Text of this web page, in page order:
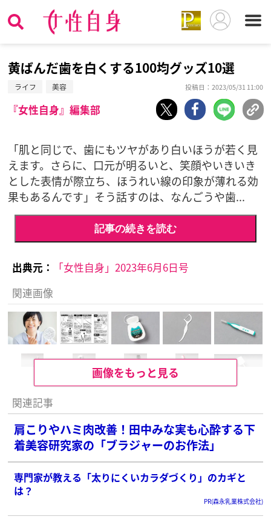
黄ばんだ歯を白くする100均グッズ10選
ライフ 美容 投稿日：2023/05/31 11:00
『女性自身』編集部
「肌と同じで、歯にもツヤがあり白いほうが若く見
えます。さらに、口元が明るいと、笑顔やいきいき
とした表情が際立ち、ほうれい線の印象が薄れる効
果もあるんです」そう話すのは、なんごうや歯...
記事の続きを読む
出典元：
「女性自身」2023年6月6日号
関連画像
画像をもっと見る
関連記事
肩こりやハミ肉改善！田中みな実も心酔する下
着美容研究家の「ブラジャーのお作法」
専門家が教える「太りにくいカラダづくり」のカギと
は？
PR(森永乳業株式会社)